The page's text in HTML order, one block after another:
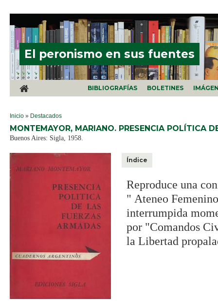
El peronismo en sus fuentes
BIBLIOGRAFÍAS BOLETINES
SE ENCUENTRA USTED AQUÍ
Inicio » Destacados
MONTEMAYOR, MARIANO. PRESENCIA POLÍTICA
Buenos Aires: Sigla, 1958.
Índice
Reproduce una
" Ateneo
interrumpida
por "Comandos
la Libertad